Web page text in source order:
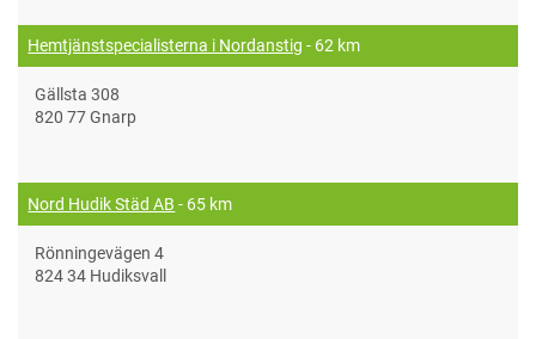
Hemtjänstspecialisterna i Nordanstig - 62 km
Gällsta 308
820 77 Gnarp
Nord Hudik Städ AB - 65 km
Rönningevägen 4
824 34 Hudiksvall